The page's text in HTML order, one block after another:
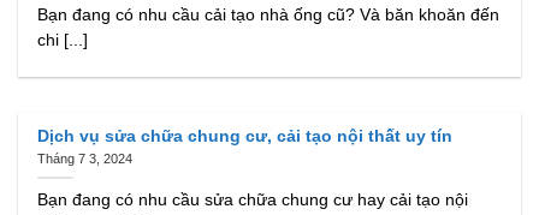
Bạn đang có nhu cầu cải tạo nhà ống cũ? Và băn khoăn đến
chi [...]
Dịch vụ sửa chữa chung cư, cải tạo nội thất uy tín
Tháng 7 3, 2024
Bạn đang có nhu cầu sửa chữa chung cư hay cải tạo nội